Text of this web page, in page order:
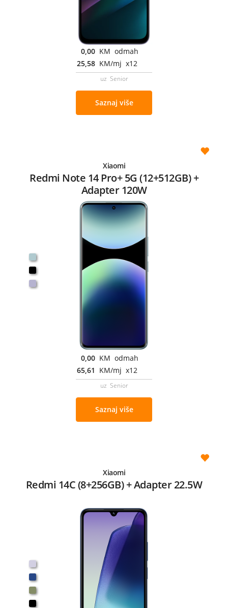
0,00 KM odmah
25,58 KM/mj x12
uz Senior
Saznaj više
Xiaomi
Redmi Note 14 Pro+ 5G (12+512GB) +
Adapter 120W
0,00 KM odmah
65,61 KM/mj x12
uz Senior
Saznaj više
Xiaomi
Redmi 14C (8+256GB) + Adapter 22.5W